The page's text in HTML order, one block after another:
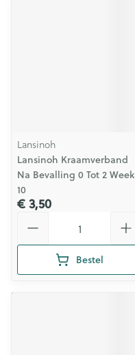
Lansinoh
Lansinoh Kraamverband
Na Bevalling 0 Tot 2 Week
10
€ 3,50
Bestel